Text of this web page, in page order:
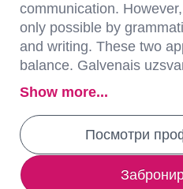
communication.
only possible by
and writing. These two
balance. Galvenais
Show more...
Посмотри